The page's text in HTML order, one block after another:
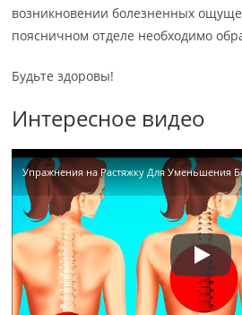
возникновении болезненных
поясничном отделе необходимо
Будьте здоровы!
Интересное видео